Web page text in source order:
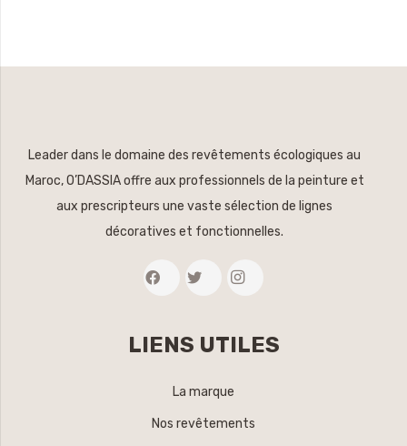
Leader dans le domaine des revêtements écologiques au
Maroc, O’DASSIA offre aux professionnels de la peinture et
aux prescripteurs une vaste sélection de lignes
décoratives et fonctionnelles.
LIENS UTILES
La marque
Nos revêtements